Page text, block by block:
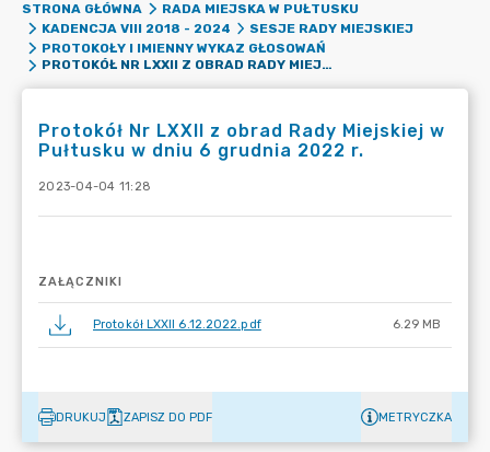
STRONA GŁÓWNA
RADA MIEJSKA W PUŁTUSKU
KADENCJA VIII 2018 - 2024
SESJE RADY MIEJSKIEJ
PROTOKOŁY I IMIENNY WYKAZ GŁOSOWAŃ
PROTOKÓŁ NR LXXII Z OBRAD RADY MIEJSKIEJ W PUŁTUSKU W DNIU 6 GRUDNIA 2022 R.
Protokół Nr LXXII z obrad Rady Miejskiej w
Pułtusku w dniu 6 grudnia 2022 r.
2023-04-04 11:28
ZAŁĄCZNIKI
Protokół LXXII 6.12.2022.pdf 6.29 MB
DRUKUJ ZAPISZ DO PDF METRYCZKA